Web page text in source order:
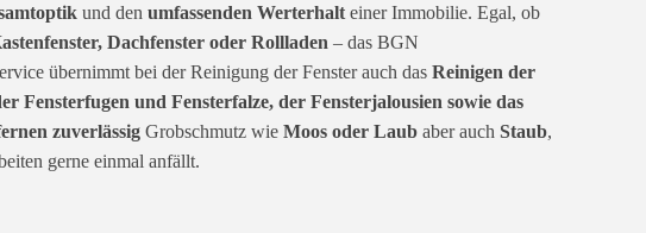
und den umfassenden Werterhalt einer Immobilie. Egal, ob
Dachfenster oder Rollladen – das BGN
übernimmt bei der Reinigung der Fenster auch das Reinigen der
Fensterfugen und Fensterfalze, der Fensterjalousien sowie das
zuverlässig Grobschmutz wie Moos oder Laub aber auch Staub,
gerne einmal anfällt.